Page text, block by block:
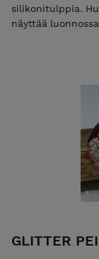
silikonitulppia.
näyttää
GLITTER